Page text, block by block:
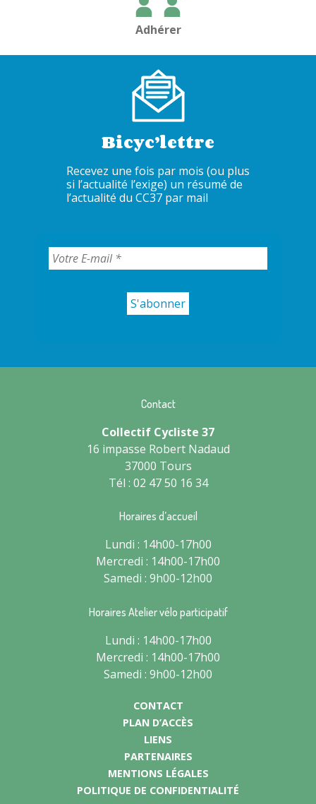
Adhérer
Bicyc’lettre
Recevez une fois par mois (ou plus
si l’actualité l’exige) un résumé de
l’actualité du CC37 par mail
Contact
Collectif Cycliste 37
16 impasse Robert Nadaud
37000 Tours
Tél : 02 47 50 16 34
Horaires d’accueil
Lundi : 14h00-17h00
Mercredi : 14h00-17h00
Samedi : 9h00-12h00
Horaires Atelier vélo participatif
Lundi : 14h00-17h00
Mercredi : 14h00-17h00
Samedi : 9h00-12h00
CONTACT
PLAN D’ACCÈS
LIENS
PARTENAIRES
MENTIONS LÉGALES
POLITIQUE DE CONFIDENTIALITÉ